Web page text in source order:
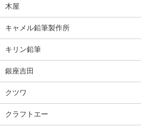
木屋
キャメル鉛筆製作所
キリン鉛筆
銀座吉田
クツワ
クラフトエー